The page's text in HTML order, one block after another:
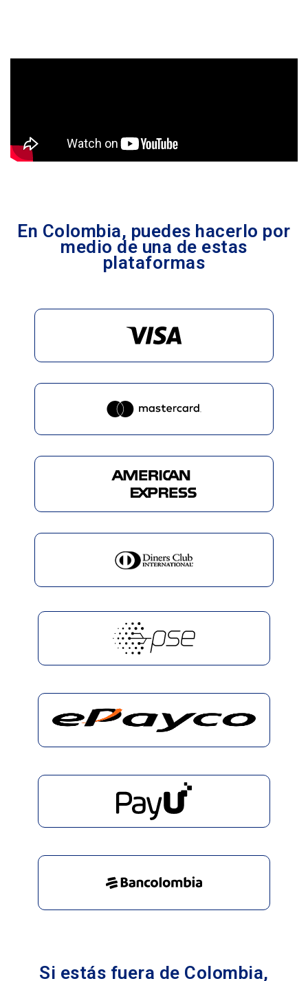
En Colombia, puedes hacerlo por
medio de una de estas
plataformas
Si estás fuera de Colombia,